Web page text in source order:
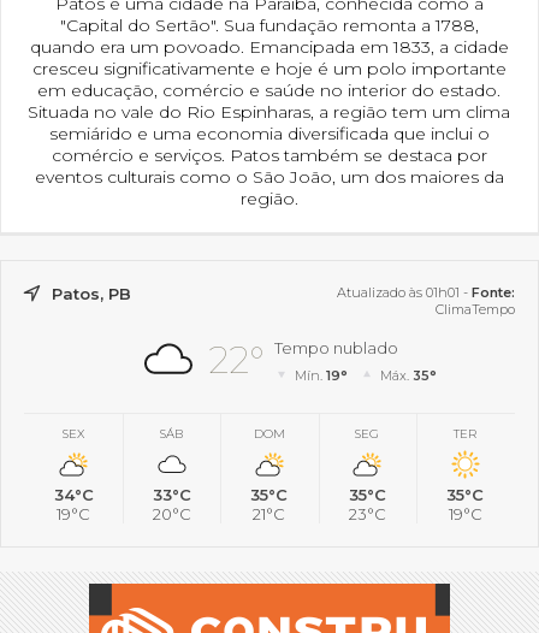
"Capital do Sertão". Sua fundação remonta a 1788,
quando era um povoado. Emancipada em 1833, a cidade
cresceu significativamente e hoje é um polo importante
em educação, comércio e saúde no interior do estado.
Situada no vale do Rio Espinharas, a região tem um clima
semiárido e uma economia diversificada que inclui o
comércio e serviços. Patos também se destaca por
eventos culturais como o São João, um dos maiores da
região.
Patos, PB Atualizado às 01h01 - Fonte:
ClimaTempo
22° Tempo nublado
Mín.19° Máx. 35°
SEX
34°C
19°C
SÁB
33°C
20°C
DOM
35°C
21°C
SEG
35°C
23°C
TER
35°C
19°C